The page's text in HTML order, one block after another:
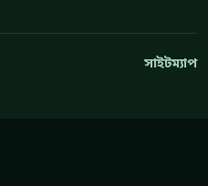
সাইটম্যাপ